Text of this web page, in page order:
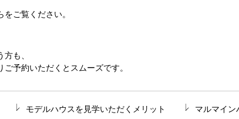
ご覧ください。
も、
予約いただくとスムーズです。
モデルハウスを見学いただくメリット
マルマイン